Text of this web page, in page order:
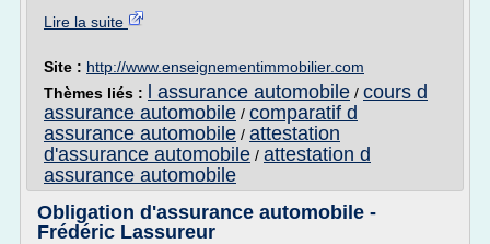
Lire la suite
Site : http://www.enseignementimmobilier.com
Thèmes liés :
l assurance automobile / cours d
assurance automobile / comparatif d
assurance automobile / attestation
d'assurance automobile / attestation d
assurance automobile
Obligation d'assurance automobile -
Frédéric Lassureur